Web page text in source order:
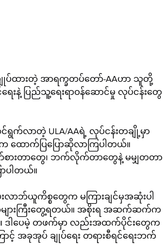
ပ်ထားတဲ့ အာရက္ခတပ်တော်-AAဟာ သူတို့
ေးနဲ့ ပြည်သူ့ရေးရာဝန်ဆောင်မှု လုပ်ငန်းတွေ
က်လာတဲ့ ULA/AAရဲ့ လုပ်ငန်းတချို့မှာ
ောက်ပြပြောဆိုလာကြပါတယ်။
ဘ်စားတာတွေ၊ ဘက်လိုက်တာတွေနဲ့ မမျှတတာ
ပါတယ်။
ဘ်ယူကိစ္စတွေက မကြားချင်မှအဆုံးပါ
ာအများကြီးတွေ့ရတယ်။ အစိုးရ အဆက်ဆက်က
ဒါပေမဲ့ တဖက်မှာ လည်းအထက်ပိုင်းတွေက
င့် အခုအုပ် ချုပ်ရေး တရားစီရင်ရေးဘက်